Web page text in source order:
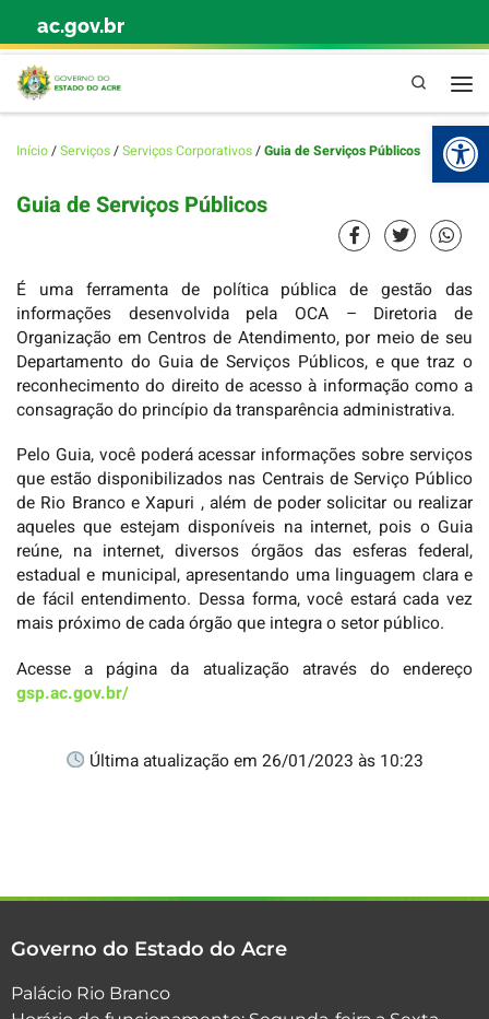
Skip to content
ac.gov.br
Pesquisa
Início/Serviços/Serviços Corporativos/Guia de Serviços Públicos
Guia de Serviços Públicos
É uma ferramenta de política pública de gestão das
informações desenvolvida pela OCA – Diretoria de
Organização em Centros de Atendimento, por meio de seu
Departamento do Guia de Serviços Públicos, e que traz o
reconhecimento do direito de acesso à informação como a
consagração do princípio da transparência administrativa.
Pelo Guia, você poderá acessar informações sobre serviços
que estão disponibilizados nas Centrais de Serviço Público
de Rio Branco e Xapuri , além de poder solicitar ou realizar
aqueles que estejam disponíveis na internet, pois o Guia
reúne, na internet, diversos órgãos das esferas federal,
estadual e municipal, apresentando uma linguagem clara e
de fácil entendimento. Dessa forma, você estará cada vez
mais próximo de cada órgão que integra o setor público.
Acesse a página da atualização através do endereço
gsp.ac.gov.br/
Última atualização em 26/01/2023 às 10:23
Governo do Estado do Acre
Palácio Rio Branco